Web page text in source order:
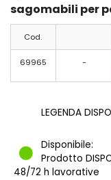
sagomabili per
Cod.
69965 -
LEGENDA
Disponibile:
Prodotto
48/72 h lavorative